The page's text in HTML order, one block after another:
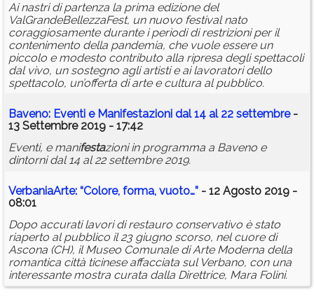
Ai nastri di partenza la prima edizione del
ValGrandeBellezzaFest, un nuovo festival nato
coraggiosamente durante i periodi di restrizioni per il
contenimento della pandemia, che vuole essere un
piccolo e modesto contributo alla ripresa degli spettacoli
dal vivo, un sostegno agli artisti e ai lavoratori dello
spettacolo, un’offerta di arte e cultura al pubblico.
Baveno: Eventi e Manifestazioni dal 14 al 22 settembre-
13 Settembre 2019 - 17:42
Eventi, e manifestazioni in programma a Baveno e
dintorni dal 14 al 22 settembre 2019.
VerbaniaArte: “Colore, forma, vuoto…” - 12 Agosto 2019 -
08:01
Dopo accurati lavori di restauro conservativo è stato
riaperto al pubblico il 23 giugno scorso, nel cuore di
Ascona (CH), il Museo Comunale di Arte Moderna della
romantica città ticinese affacciata sul Verbano, con una
interessante mostra curata dalla Direttrice, Mara Folini.